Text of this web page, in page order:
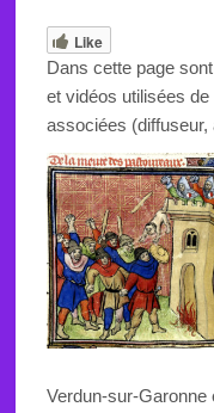
Like
Dans cette page
et vidéos utilisées
associées
Verdun-sur-Garonne